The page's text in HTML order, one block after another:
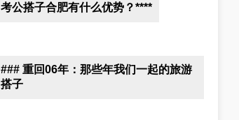
考公搭子合肥有什么优势？****
### 重回06年：那些年我们一起的旅游
搭子